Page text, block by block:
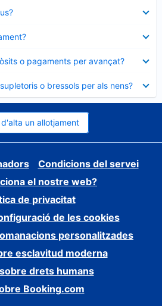
o pagaments per avançat?
o bressols per als nens?
d'alta un allotjament
Condicions del servei
el nostre web?
de privacitat
de les cookies
personalitzades
esclavitud moderna
drets humans
Booking.com